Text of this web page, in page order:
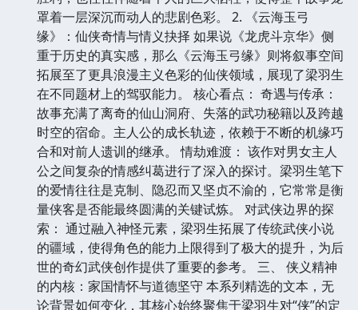
罩着一层深沉而动人的悲剧色彩。 2. 《云海玉弓
缘》：仙侠奇情与情义抉择 如果说《龙虎斗京华》侧
重于历史的真实感，那么《云海玉弓缘》则将叙事空间
拓展至了更具浪漫主义色彩的仙侠领域，展现了梁羽生
在不同题材上的驾驭能力。 核心看点： 奇遇与传承：
故事充满了离奇的仙山洞府、失落的武功秘籍以及跨越
时空的宿命。主人公的成长轨迹，依赖于不断的机缘巧
合和对前人遗训的继承。 情劫难渡： 该作对男女主人
公之间复杂的情感纠葛进行了深入的探讨。梁羽生笔下
的爱情往往是克制、隐忍而又坚贞不渝的，它常常是衡
量侠客是否能最终圆满的关键试炼。 对武侠边界的探
索： 通过融入神怪元素，梁羽生拓展了传统武侠小说
的疆域，使得角色的能力上限得到了极大的提升，为后
世的奇幻武侠创作提供了重要的参考。 三、 侠义精神
的内核：家国情怀与道德坚守 本系列精选的文本，无
论背景如何变化，其核心始终聚焦于梁羽生对“侠”的定